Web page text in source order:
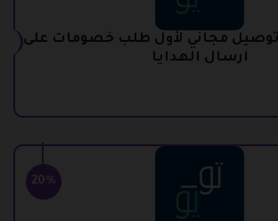
مجاني لأول طلب خصومات على
ارسال الهدايا
20%